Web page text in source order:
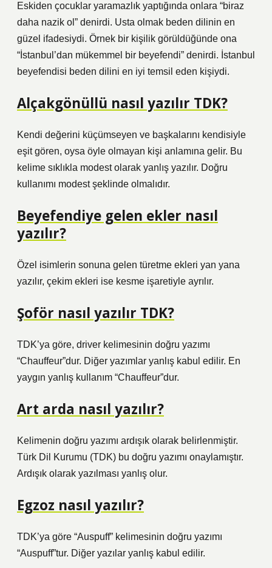
Eskiden çocuklar yaramazlık yaptığında onlara “biraz
daha nazik ol” denirdi. Usta olmak beden dilinin en
güzel ifadesiydi. Örnek bir kişilik görüldüğünde ona
“İstanbul’dan mükemmel bir beyefendi” denirdi. İstanbul
beyefendisi beden dilini en iyi temsil eden kişiydi.
Alçakgönüllü nasıl yazılır TDK?
Kendi değerini küçümseyen ve başkalarını kendisiyle
eşit gören, oysa öyle olmayan kişi anlamına gelir. Bu
kelime sıklıkla modest olarak yanlış yazılır. Doğru
kullanımı modest şeklinde olmalıdır.
Beyefendiye gelen ekler nasıl
yazılır?
Özel isimlerin sonuna gelen türetme ekleri yan yana
yazılır, çekim ekleri ise kesme işaretiyle ayrılır.
Şoför nasıl yazılır TDK?
TDK’ya göre, driver kelimesinin doğru yazımı
“Chauffeur”dur. Diğer yazımlar yanlış kabul edilir. En
yaygın yanlış kullanım “Chauffeur”dur.
Art arda nasıl yazılır?
Kelimenin doğru yazımı ardışık olarak belirlenmiştir.
Türk Dil Kurumu (TDK) bu doğru yazımı onaylamıştır.
Ardışık olarak yazılması yanlış olur.
Egzoz nasıl yazılır?
TDK’ya göre “Auspuff” kelimesinin doğru yazımı
“Auspuff”tur. Diğer yazılar yanlış kabul edilir.